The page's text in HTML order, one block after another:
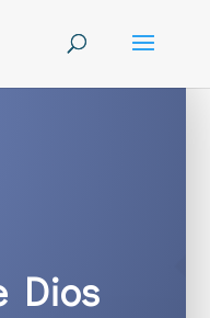
Dios